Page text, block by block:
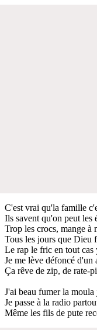
C'est vrai qu'la famille
Ils savent qu'on peut les
Trop les crocs, mange à
Tous les jours que Dieu
Le rap le fric en tout cas
Je me lève défoncé d'un
Ça rêve de zip, de rate-
J'ai beau fumer la
Je passe à la radio
Même les fils de pute